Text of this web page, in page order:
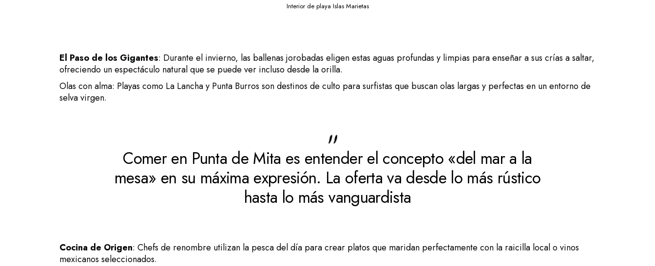
Interior de playa Islas Marietas
El Paso de los Gigantes: Durante el invierno, las ballenas jorobadas eligen estas aguas profundas y limpias para enseñar a sus crías a saltar,
ofreciendo un espectáculo natural que se puede ver incluso desde la orilla.
Olas con alma: Playas como La Lancha y Punta Burros son destinos de culto para surfistas que buscan olas largas y perfectas en un entorno de
selva virgen.
Comer en Punta de Mita es entender el concepto «del mar a la
mesa» en su máxima expresión. La oferta va desde lo más rústico
hasta lo más vanguardista
Cocina de Origen: Chefs de renombre utilizan la pesca del día para crear platos que maridan perfectamente con la raicilla local o vinos
mexicanos seleccionados.